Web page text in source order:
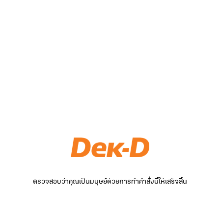
ตรวจสอบว่าคุณเป็นมนุษย์ด้วยการทำคำสั่งนี้ให้เสร็จสิ้น